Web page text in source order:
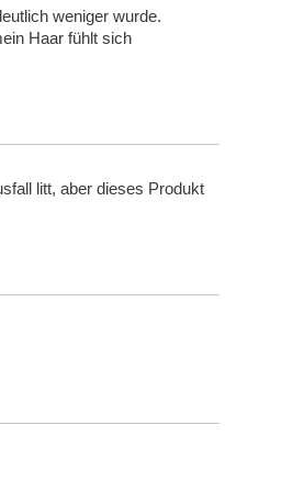
weniger wurde.
Haar fühlt sich
litt, aber dieses Produkt